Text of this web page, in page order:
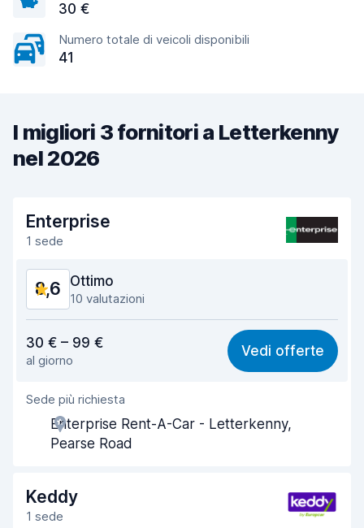
30 €
Numero totale di veicoli disponibili
41
I migliori 3 fornitori a Letterkenny
nel 2026
Enterprise
1 sede
8,6 Ottimo
10 valutazioni
8,4
Facile da trovare 8,6
Gentilezza degli agenti
Rapidità del ritiro
Pulizia del veicolo 9,3
30 € – 99 €
al giorno
Vedi offerte
Sede più richiesta
Enterprise Rent-A-Car - Letterkenny,
Pearse Road
Keddy
1 sede